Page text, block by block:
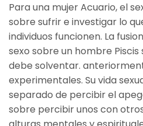
Para una mujer Acuario, el
sobre sufrir e investigar lo
individuos funcionen. La
sexo sobre un hombre
debe solventar.
experimentales. Su vida
separado de percibir el
sobre percibir unos con